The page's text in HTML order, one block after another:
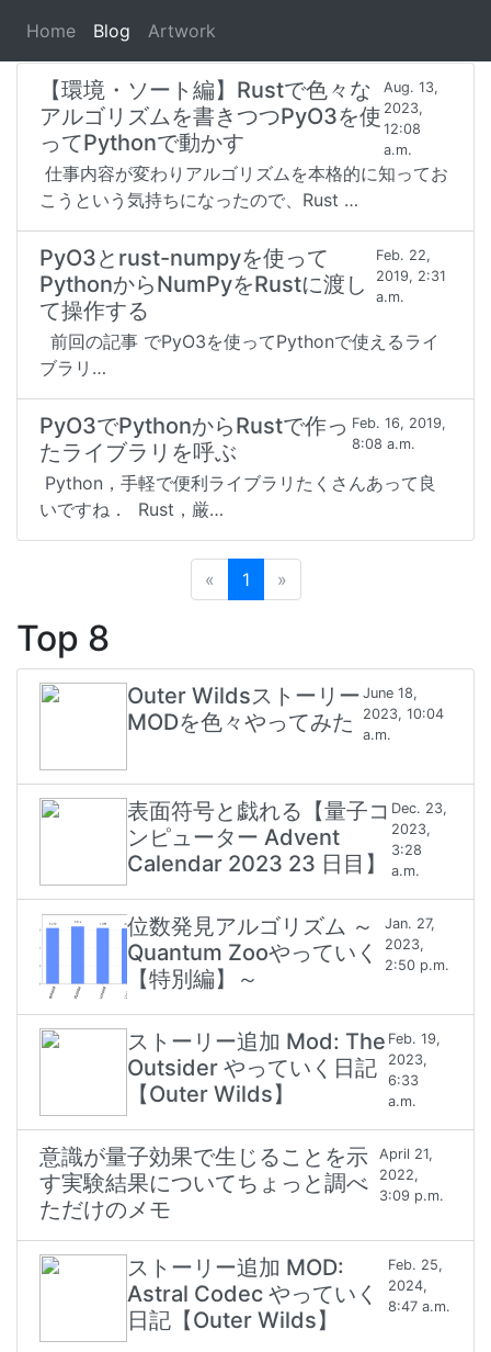
Home Blog Artwork
#PyO3
【環境・ソート編】Rustで色々な
アルゴリズムを書きつつPyO3を使
ってPythonで動かす
Aug. 13,
2023,
12:08
a.m.
仕事内容が変わりアルゴリズムを本格的に知ってお
こうという気持ちになったので、Rust …
PyO3とrust-numpyを使って
PythonからNumPyをRustに渡し
て操作する
Feb. 22,
2019, 2:31
a.m.
前回の記事 でPyO3を使ってPythonで使えるライ
ブラリ…
PyO3でPythonからRustで作っ
たライブラリを呼ぶ
Feb. 16, 2019,
8:08 a.m.
Python，手軽で便利ライブラリたくさんあって良
いですね． Rust，厳…
« Previous
1 »
Top 8
Outer Wildsストーリー
MODを色々やってみた
June 18,
2023, 10:04
a.m.
表面符号と戯れる【量子コ
ンピューター Advent
Calendar 2023 23 日目】
Dec. 23,
2023,
3:28
a.m.
位数発見アルゴリズム ～
Quantum Zooやっていく
【特別編】～
Jan. 27,
2023,
2:50 p.m.
ストーリー追加 Mod: The
Outsider やっていく日記
【Outer Wilds】
Feb. 19,
2023,
6:33
a.m.
意識が量子効果で生じることを示
す実験結果についてちょっと調べ
ただけのメモ
April 21,
2022,
3:09 p.m.
ストーリー追加 MOD:
Astral Codec やっていく
日記【Outer Wilds】
Feb. 25,
2024,
8:47 a.m.